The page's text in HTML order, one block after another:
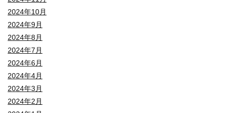
2024年10月
2024年9月
2024年8月
2024年7月
2024年6月
2024年4月
2024年3月
2024年2月